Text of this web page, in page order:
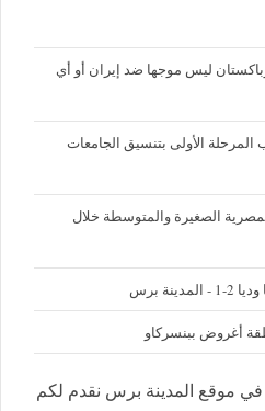
ليس موجها ضد إيران أو أي
الأولى بتنسيق الجامعات
الصغيرة والمتوسطة خلال
برس
أغروض ببنسركاو
في موقع المدينة برس نقدم لكم